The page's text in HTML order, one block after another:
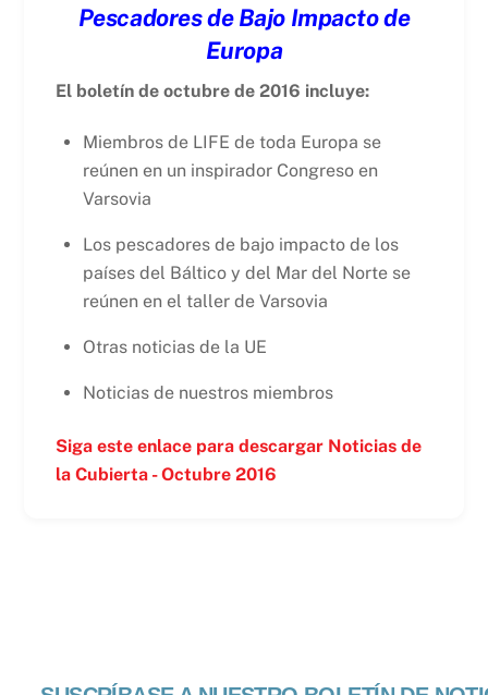
Pescadores de Bajo Impacto de
Europa
El boletín de octubre de 2016 incluye:
Miembros de LIFE de toda Europa se
reúnen en un inspirador Congreso en
Varsovia
Los pescadores de bajo impacto de los
países del Báltico y del Mar del Norte se
reúnen en el taller de Varsovia
Otras noticias de la UE
Noticias de nuestros miembros
Siga este enlace para descargar Noticias de
la Cubierta - Octubre 2016